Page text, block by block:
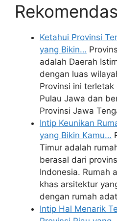
Ketahui Provinsi
yang Bikin…
adalah Daerah
dengan luas
Provinsi ini
Pulau Jawa dan
Provinsi Jawa
Intip Keunikan
yang Bikin Kamu…
Timur adalah
berasal dari
Indonesia. Rumah
khas arsitektur
dengan rumah
Intip Hal Menarik